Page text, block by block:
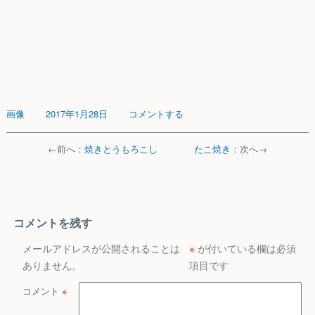
画像 2017年1月28日 コメントする
←前へ： 焼きとうもろこし たこ焼き ：次へ→
コメントを残す
メールアドレスが公開されることは
ありません。
※が付いている欄は必須
項目です
コメント ※